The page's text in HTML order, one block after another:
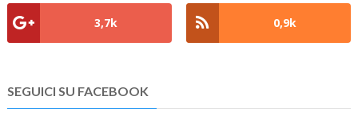
3,7k 0,9k
SEGUICI SU FACEBOOK